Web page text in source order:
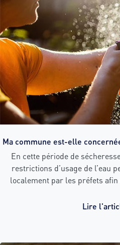
Ma commune est-elle
En cette période de
restrictions d’usage de l’eau
localement par les préfets
restrictions d’eauLire